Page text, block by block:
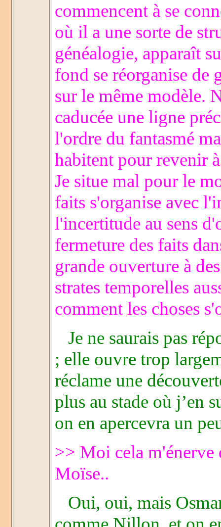
commencent à se
où il a une sorte de
généalogie, apparaît
fond se réorganise de
sur le même modèle.
caducée une ligne
l'ordre du fantasmé
habitent pour revenir
Je situe mal pour le
faits s'organise avec
l'incertitude au sens
fermeture des faits
grande ouverture à
strates temporelles
comment les choses
Je ne saurais pas
; elle ouvre trop
réclame une
plus au stade où j’en
on en apercevra un
>> Moi cela m'énerve
Moïse..
Oui, oui, mais